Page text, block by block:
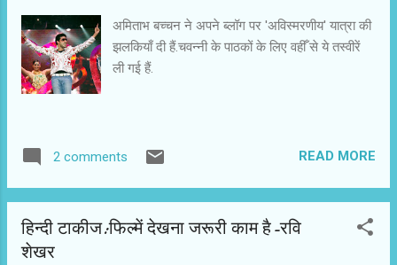
फिल्मों की प्लानिंग करें। मिशन इस्तांबुल को 30 प्र...
अमिताभ बच्चन ने अपने ब्लॉग पर 'अविस्मरणीय' यात्रा की
झलकियाँ दी हैं.चवन्नी के पाठकों के लिए वहीँ से ये तस्वीरें
ली गई हैं.
2 comments READ MORE
हिन्दी टाकीज:फिल्में देखना जरूरी काम है-रवि
शेखर